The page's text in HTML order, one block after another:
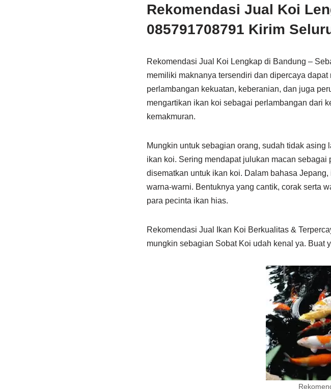
Rekomendasi Jual Koi
085791708791 Kirim
Rekomendasi Jual Koi Lengkap di Bandung –
memiliki maknanya tersendiri dan dipercaya
perlambangan kekuatan, keberanian, dan juga
mengartikan ikan koi sebagai perlambangan dari
kemakmuran.
Mungkin untuk sebagian orang, sudah tidak
ikan koi. Sering mendapat julukan macan
disematkan untuk ikan koi. Dalam bahasa
warna-warni. Bentuknya yang cantik, corak serta
para pecinta ikan hias.
Rekomendasi Jual Ikan Koi Berkualitas &
mungkin sebagian Sobat Koi udah kenal ya. Buat